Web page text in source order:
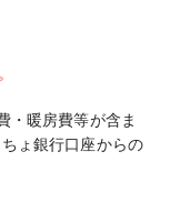
・暖房費等が含ま
ょ銀行口座からの